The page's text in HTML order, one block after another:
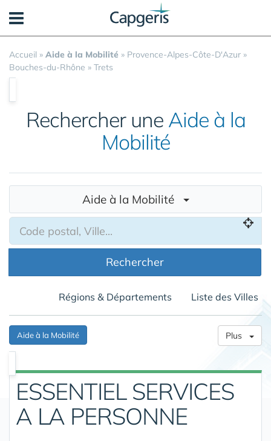
Accueil » Aide à la Mobilité » Provence-Alpes-Côte-D'Azur »
Bouches-du-Rhône » Trets
Rechercher une Aide à la
Mobilité
Aide à la Mobilité
Rechercher
Régions & Départements Liste des Villes
Aide à la Mobilité Plus
ESSENTIEL SERVICES
A LA PERSONNE